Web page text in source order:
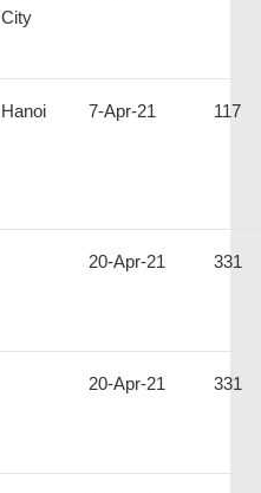
City
Hanoi 7-Apr-21 117
20-Apr-21 331
20-Apr-21 331